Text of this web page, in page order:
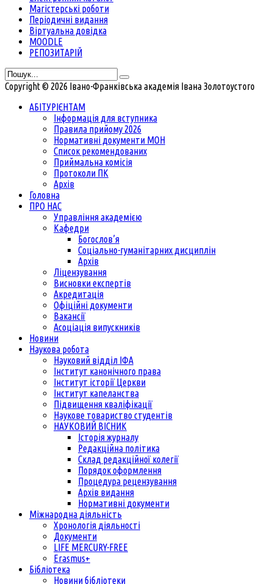
Магістерські роботи
Періодичні видання
Віртуальна довідка
MOODLE
РЕПОЗИТАРІЙ
Copyright © 2026 Івано-Франківська академія Івана Золотоустого
АБІТУРІЄНТАМ
Інформація для вступника
Правила прийому 2026
Нормативні документи МОН
Список рекомендованих
Приймальна комісія
Протоколи ПК
Архів
Головна
ПРО НАС
Управління академією
Кафедри
Богослов’я
Соціально-гуманітарних дисциплін
Архів
Ліцензування
Висновки експертів
Акредитація
Офіційні документи
Вакансії
Асоціація випускників
Новини
Наукова робота
Науковий відділ ІФА
Інститут канонічного права
Інститут історії Церкви
Інститут капеланства
Підвищення кваліфікації
Наукове товариство студентів
НАУКОВИЙ ВІСНИК
Історія журналу
Редакційна політика
Склад редакційної колегії
Порядок оформлення
Процедура рецензування
Архів видання
Нормативні документи
Міжнародна діяльність
Хронологія діяльності
Документи
LIFE MERCURY-FREE
Erasmus+
Бібліотека
Новини бібліотеки